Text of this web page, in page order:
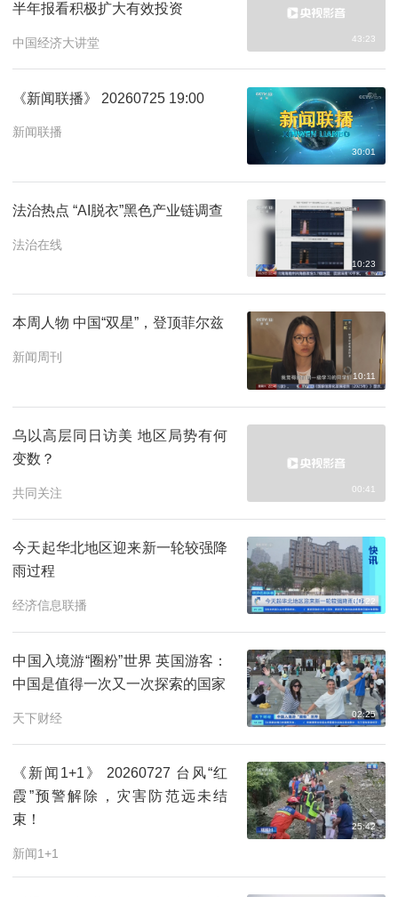
半年报看积极扩大有效投资
中国经济大讲堂 43:23
《新闻联播》 20260725 19:00
新闻联播
30:01
法治热点 “AI脱衣”黑色产业链调查
法治在线
10:23
本周人物 中国“双星”，登顶菲尔兹
新闻周刊
10:11
乌以高层同日访美 地区局势有何
变数？
共同关注 00:41
今天起华北地区迎来新一轮较强降
雨过程
经济信息联播 00:22
中国入境游“圈粉”世界 英国游客：
中国是值得一次又一次探索的国家
天下财经 02:25
《新闻1+1》 20260727 台风“红
霞”预警解除，灾害防范远未结
束！
新闻1+1
25:42